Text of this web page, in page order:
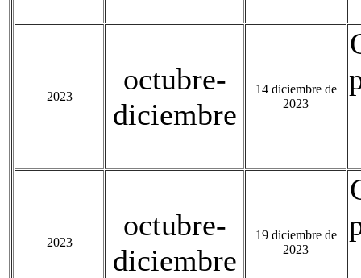
2023
octubre-
diciembre
14 diciembre de
2023
2023
octubre-
diciembre
19 diciembre de
2023